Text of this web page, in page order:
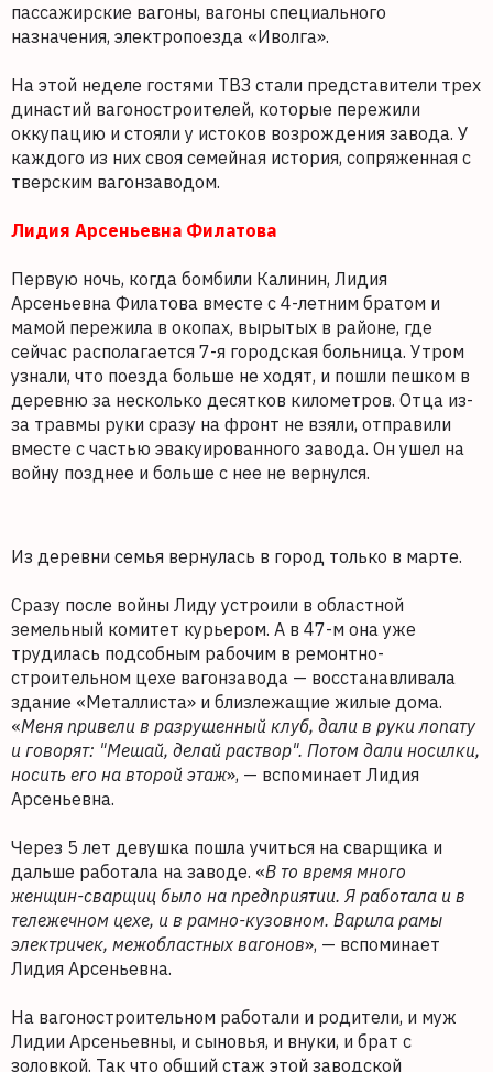
пассажирские вагоны, вагоны специального
назначения, электропоезда «Иволга».
На этой неделе гостями ТВЗ стали представители трех
династий вагоностроителей, которые пережили
оккупацию и стояли у истоков возрождения завода. У
каждого из них своя семейная история, сопряженная с
тверским вагонзаводом.
Лидия Арсеньевна Филатова
Первую ночь, когда бомбили Калинин, Лидия
Арсеньевна Филатова вместе с 4-летним братом и
мамой пережила в окопах, вырытых в районе, где
сейчас располагается 7-я городская больница. Утром
узнали, что поезда больше не ходят, и пошли пешком в
деревню за несколько десятков километров. Отца из-
за травмы руки сразу на фронт не взяли, отправили
вместе с частью эвакуированного завода. Он ушел на
войну позднее и больше с нее не вернулся.
Из деревни семья вернулась в город только в марте.
Сразу после войны Лиду устроили в областной
земельный комитет курьером. А в 47-м она уже
трудилась подсобным рабочим в ремонтно-
строительном цехе вагонзавода — восстанавливала
здание «Металлиста» и близлежащие жилые дома.
«Меня привели в разрушенный клуб, дали в руки лопату
и говорят: "Мешай, делай раствор". Потом дали носилки,
носить его на второй этаж», — вспоминает Лидия
Арсеньевна.
Через 5 лет девушка пошла учиться на сварщика и
дальше работала на заводе. «В то время много
женщин-сварщиц было на предприятии. Я работала и в
тележечном цехе, и в рамно-кузовном. Варила рамы
электричек, межобластных вагонов», — вспоминает
Лидия Арсеньевна.
На вагоностроительном работали и родители, и муж
Лидии Арсеньевны, и сыновья, и внуки, и брат с
золовкой. Так что общий стаж этой заводской